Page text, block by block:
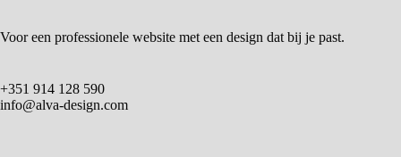
Voor een professionele website met een design dat bij je past.
+351 914 128 590
info@alva-design.com